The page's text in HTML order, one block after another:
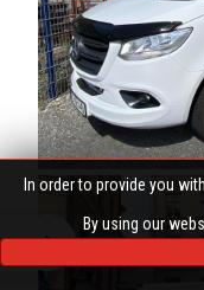
In order to provide you
By using our